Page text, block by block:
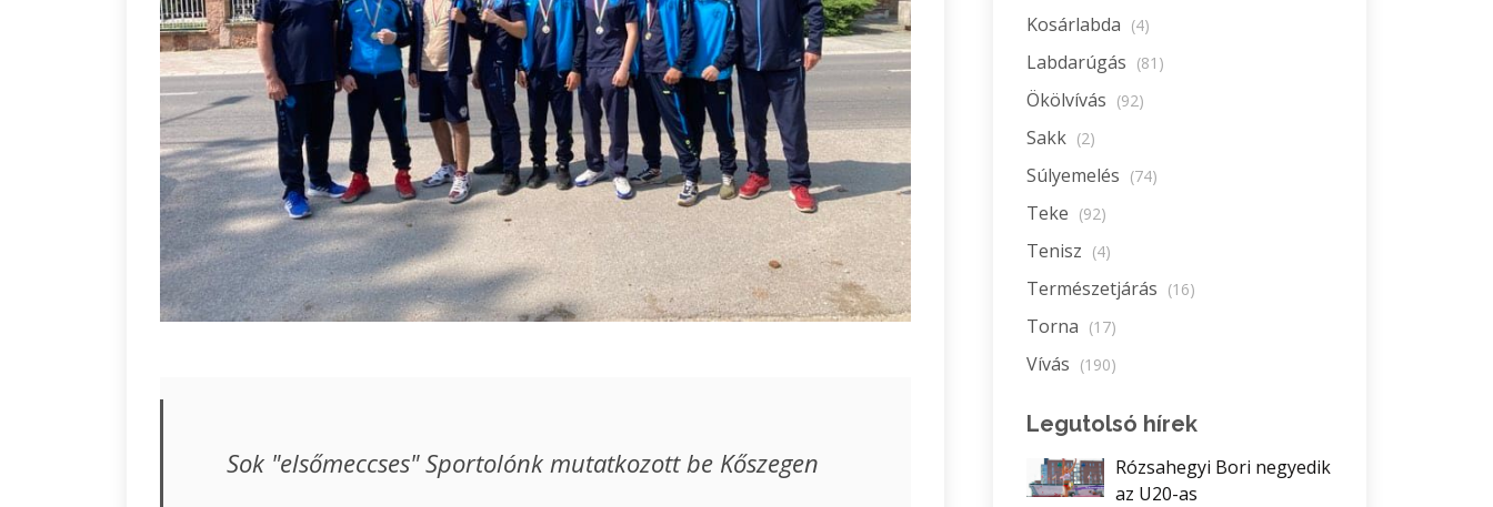
Sok "elsőmeccses" Sportolónk mutatkozott be Kőszegen
Kosárlabda (4)
Labdarúgás (81)
Ökölvívás (92)
Sakk (2)
Súlyemelés (74)
Teke (92)
Tenisz (4)
Természetjárás (16)
Torna (17)
Vívás (190)
Legutolsó hírek
Rózsahegyi Bori negyedik
az U20-as